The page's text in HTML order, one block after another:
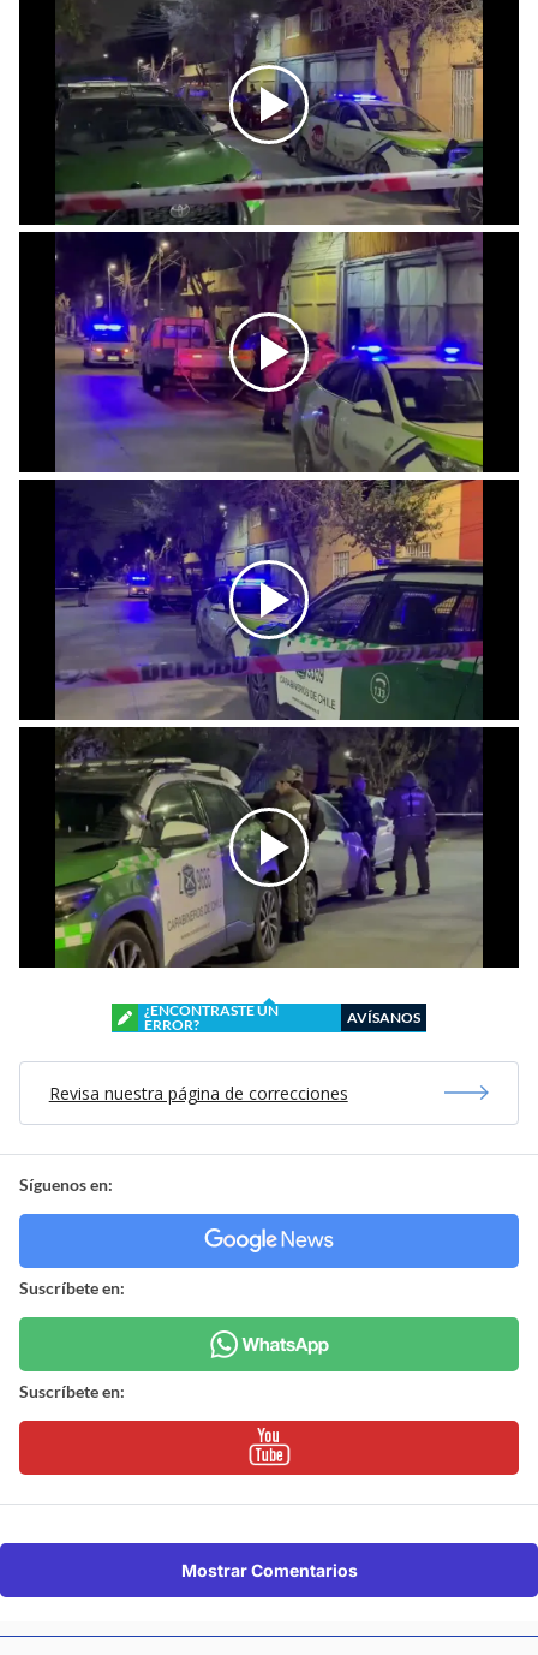
¿ENCONTRASTE UN
ERROR?
AVÍSANOS
Revisa nuestra página de correcciones
Síguenos en:
Suscríbete en:
Suscríbete en:
Mostrar Comentarios